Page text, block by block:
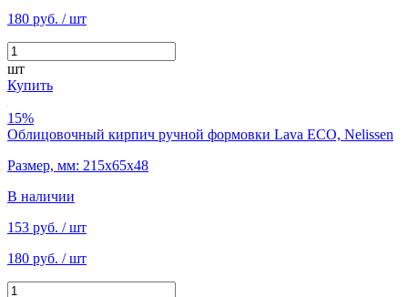
180 руб. / шт
шт
Купить
15%
Облицовочный кирпич ручной формовки Lava ECO, Nelissen
Размер, мм: 215х65х48
В наличии
153 руб. / шт
180 руб. / шт